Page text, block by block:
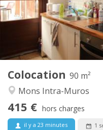
Colocation 90 m²
Mons Intra-Muros
415 € hors charges
il y a 23 minutes 1